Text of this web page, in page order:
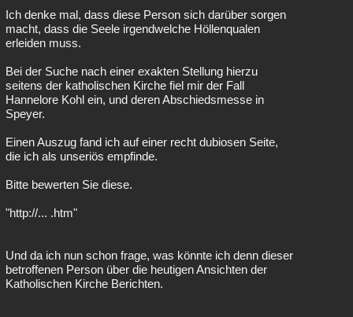
Ich denke mal, dass diese Person sich darüber sorgen
macht, dass die Seele irgendwelche Höllenqualen
erleiden muss.
Bei der Suche nach einer exakten Stellung hierzu
seitens der katholischen Kirche fiel mir der Fall
Hannelore Kohl ein, und deren Abschiedsmesse in
Speyer.
Einen Auszug fand ich auf einer recht dubiosen Seite,
die ich als unseriös empfinde.
Bitte bewerten Sie diese.
"http://... .htm"
Und da ich nun schon frage, was könnte ich denn dieser
betroffenen Person über die heutigen Ansichten der
Katholischen Kirche Berichten.